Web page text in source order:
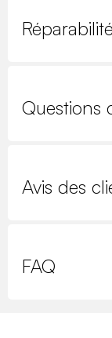
Questions
Avis des
FAQ